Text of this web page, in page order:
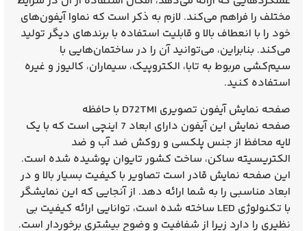
مختلف را فراهم می‌کند. لازم به ذکر است که نماوا آیفون‌های
خود را با انعطاف بالا و قابلیت استفاده با برندهای دیگر تولید
می‌کند. بنابراین، می‌توانید آن را در ساختمان‌هایی با
سیم‌کشی مربوط به تابا، الکتروپیک، سیماران، کالیوز و غیره
استفاده کنید.
صفحه نمایش آیفون تصویری D72TMI با حافظه
صفحه نمایش این آیفون دارای ابعاد 7 اینچی است که با یک
لایه محافظ از جنس پلکسی و روکش ضد آب و ضد
الکتریسیته ساکن، ساخت کشور تایوان پوشیده شده است.
این صفحه نمایش قادر است تصاویر با کیفیت بسیار بالا و در
ابعاد مناسبی را به شما ارائه دهد. از آنجایی که این نمایشگر
با تکنولوژی LED ساخته شده است، توانایی ارائه کیفیت بی‌
نظیری را دارد زیرا از شفافیت و وضوح بیشتری برخوردار است.